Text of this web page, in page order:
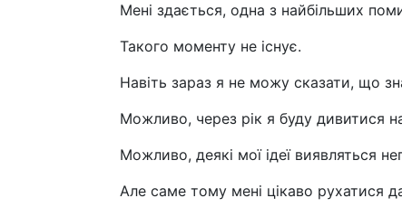
Мені здається, одна з найбільших
Такого моменту не існує.
Навіть зараз я не можу сказати, що
Можливо, через рік я буду дивитися
Можливо, деякі мої ідеї виявляться
Але саме тому мені цікаво рухатися